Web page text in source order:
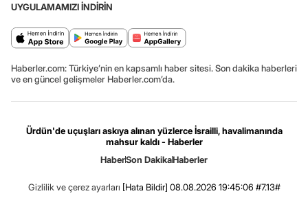
UYGULAMAMIZI İNDİRİN
Haberler.com: Türkiye’nin en kapsamlı haber sitesi. Son dakika haberleri
ve en güncel gelişmeler Haberler.com’da.
Ürdün'de uçuşları askıya alınan yüzlerce İsrailli, havalimanında
mahsur kaldı - Haberler
HaberSon DakikaHaberler
Gizlilik ve çerez ayarları [Hata Bildir] 08.08.2026 19:45:06 #7.13#